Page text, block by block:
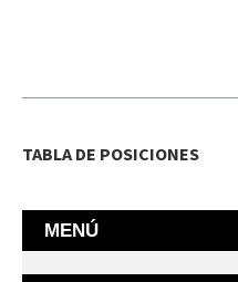
TABLA DE POSICIONES